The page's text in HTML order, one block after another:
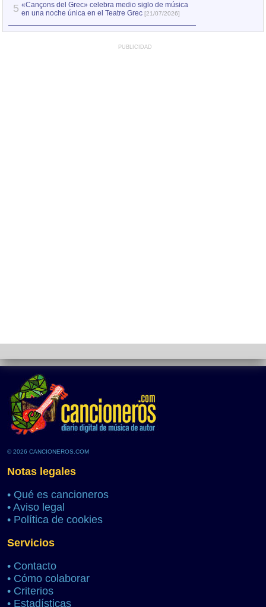
5 «Cançons del Grec» celebra medio siglo de música
en una noche única en el Teatre Grec [21/07/2026]
PUBLICIDAD
© 2026 CANCIONEROS.COM
Notas legales
• Qué es cancioneros
• Aviso legal
• Política de cookies
Servicios
• Contacto
• Cómo colaborar
• Criterios
• Estadísticas